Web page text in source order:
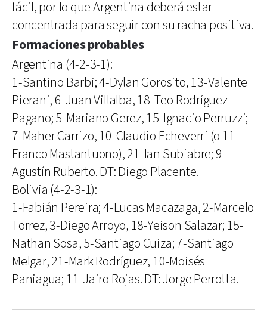
fácil, por lo que Argentina deberá estar
concentrada para seguir con su racha positiva.
Formaciones probables
Argentina (4-2-3-1):
1-Santino Barbi; 4-Dylan Gorosito, 13-Valente
Pierani, 6-Juan Villalba, 18-Teo Rodríguez
Pagano; 5-Mariano Gerez, 15-Ignacio Perruzzi;
7-Maher Carrizo, 10-Claudio Echeverri (o 11-
Franco Mastantuono), 21-Ian Subiabre; 9-
Agustín Ruberto. DT: Diego Placente.
Bolivia (4-2-3-1):
1-Fabián Pereira; 4-Lucas Macazaga, 2-Marcelo
Torrez, 3-Diego Arroyo, 18-Yeison Salazar; 15-
Nathan Sosa, 5-Santiago Cuiza; 7-Santiago
Melgar, 21-Mark Rodríguez, 10-Moisés
Paniagua; 11-Jairo Rojas. DT: Jorge Perrotta.